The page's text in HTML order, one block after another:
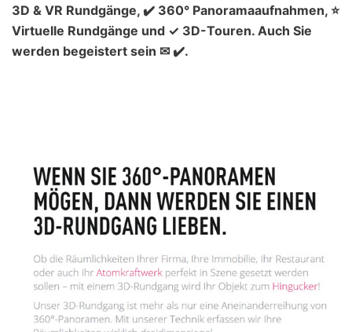
3D & VR Rundgänge, ✔️ 360° Panoramaaufnahmen, ⭐
Virtuelle Rundgänge und ✓ 3D-Touren. Auch Sie
werden begeistert sein ✉ ✔️.